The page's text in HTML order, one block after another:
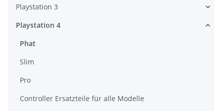
Playstation 3
Playstation 4
Phat
Slim
Pro
Controller Ersatzteile für alle Modelle